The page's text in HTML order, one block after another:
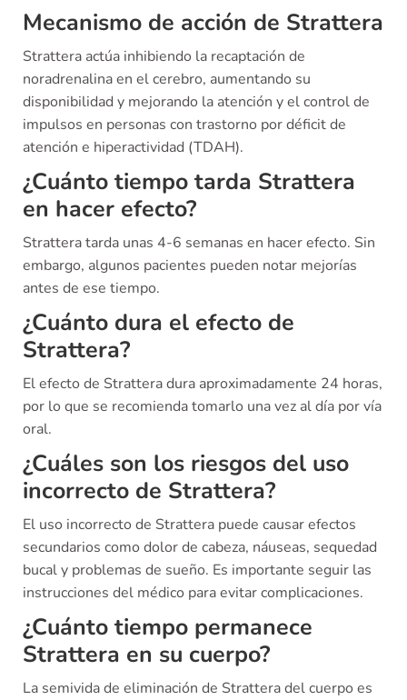
Mecanismo de acción de Strattera
Strattera actúa inhibiendo la recaptación de
noradrenalina en el cerebro, aumentando su
disponibilidad y mejorando la atención y el control de
impulsos en personas con trastorno por déficit de
atención e hiperactividad (TDAH).
¿Cuánto tiempo tarda Strattera
en hacer efecto?
Strattera tarda unas 4-6 semanas en hacer efecto. Sin
embargo, algunos pacientes pueden notar mejorías
antes de ese tiempo.
¿Cuánto dura el efecto de
Strattera?
El efecto de Strattera dura aproximadamente 24 horas,
por lo que se recomienda tomarlo una vez al día por vía
oral.
¿Cuáles son los riesgos del uso
incorrecto de Strattera?
El uso incorrecto de Strattera puede causar efectos
secundarios como dolor de cabeza, náuseas, sequedad
bucal y problemas de sueño. Es importante seguir las
instrucciones del médico para evitar complicaciones.
¿Cuánto tiempo permanece
Strattera en su cuerpo?
La semivida de eliminación de Strattera del cuerpo es